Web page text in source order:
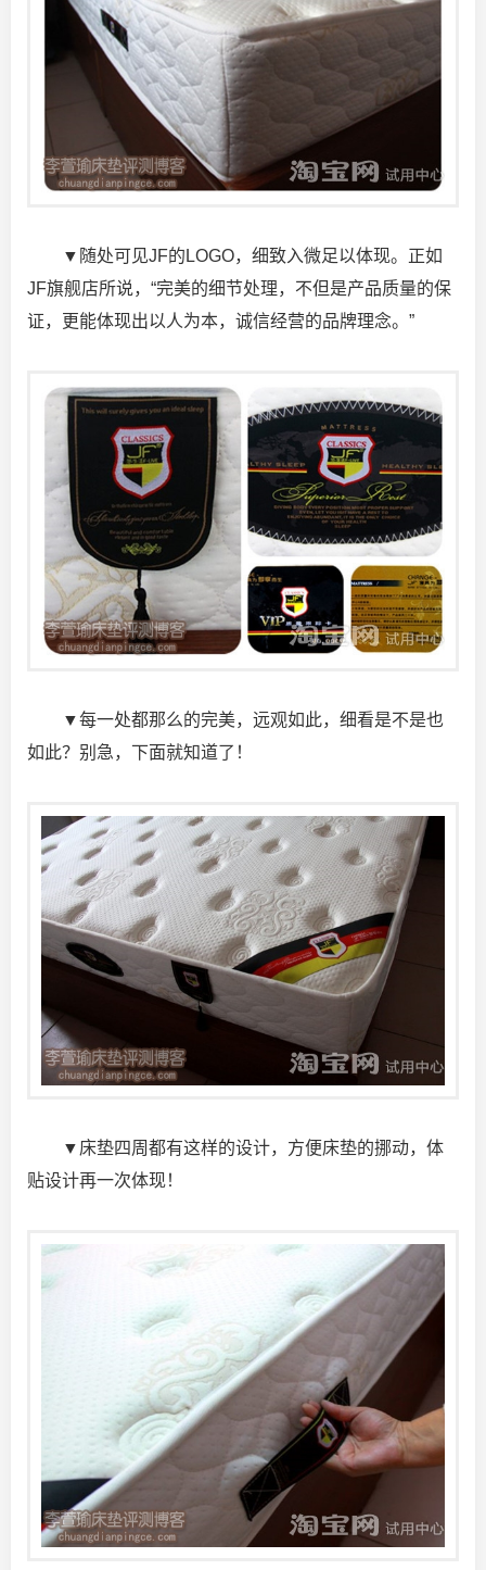
▼随处可见JF的LOGO，细致入微足以体现。正如
JF旗舰店所说，“完美的细节处理，不但是产品质量的保
证，更能体现出以人为本，诚信经营的品牌理念。”
▼每一处都那么的完美，远观如此，细看是不是也
如此？别急，下面就知道了！
▼床垫四周都有这样的设计，方便床垫的挪动，体
贴设计再一次体现！